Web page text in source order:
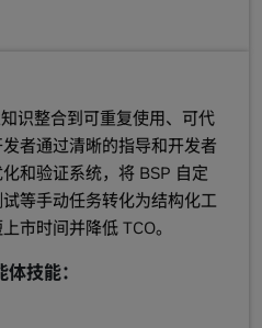
识整合到可重复使用、可代
者通过清晰的指导和开发者
和验证系统，将 BSP 自定
等手动任务转化为结构化工
市时间并降低 TCO。
技能：